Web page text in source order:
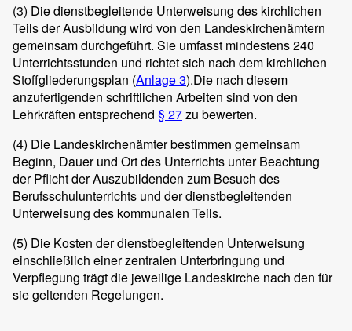
(3) Die dienstbegleitende Unterweisung des kirchlichen
Teils der Ausbildung wird von den Landeskirchenämtern
gemeinsam durchgeführt. Sie umfasst mindestens 240
Unterrichtsstunden und richtet sich nach dem kirchlichen
Stoffgliederungsplan (Anlage 3).Die nach diesem
anzufertigenden schriftlichen Arbeiten sind von den
Lehrkräften entsprechend § 27zu bewerten.
(4) Die Landeskirchenämter bestimmen gemeinsam
Beginn, Dauer und Ort des Unterrichts unter Beachtung
der Pflicht der Auszubildenden zum Besuch des
Berufsschulunterrichts und der dienstbegleitenden
Unterweisung des kommunalen Teils.
(5) Die Kosten der dienstbegleitenden Unterweisung
einschließlich einer zentralen Unterbringung und
Verpflegung trägt die jeweilige Landeskirche nach den für
sie geltenden Regelungen.